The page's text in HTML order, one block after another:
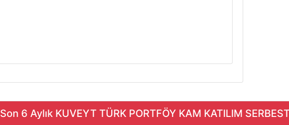
Son 6 Aylık KUVEYT TÜRK PORTFÖY KAM KATILIM